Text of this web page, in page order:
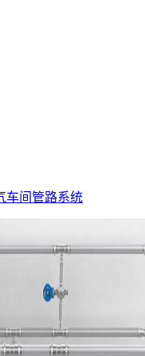
车间管路系统